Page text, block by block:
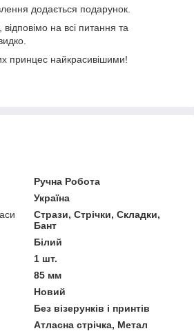
додається подарунок.
на всі питання та
принцес найкрасивішими!
Ручна Робота
Україна
Стрази, Стрічки, Складки,
Бант
Білий
1 шт.
85 мм
Новий
Без візерунків і принтів
Атласна стрічка, Метал